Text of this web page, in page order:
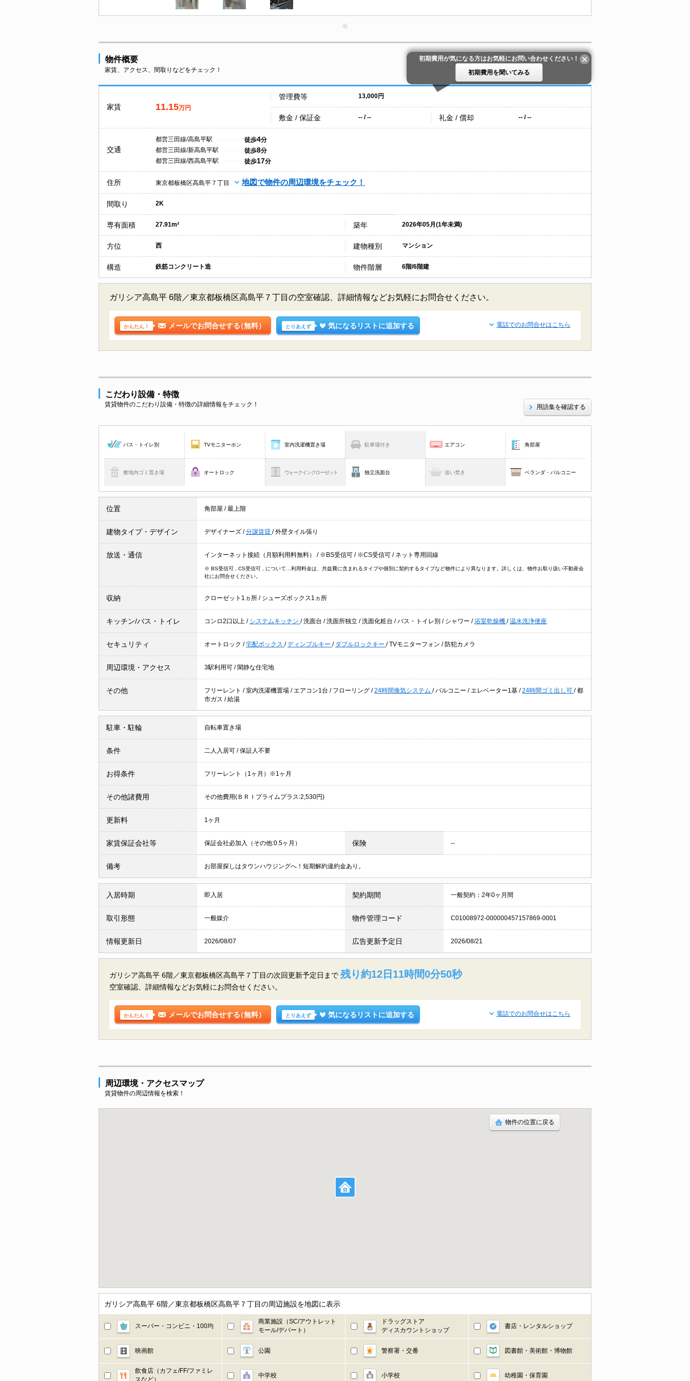
物件概要
家賃、アクセス、間取りなどをチェック！
初期費用が気になる方はお気軽にお問い合わせください！
初期費用を聞いてみる
家賃 11.15万円
管理費等 13,000円
敷金 / 保証金 -- / -- 礼金 / 償却 -- / --
交通
都営三田線/高島平駅 徒歩4分
都営三田線/新高島平駅
徒歩8分
都営三田線/西高島平駅
徒歩17分
住所 東京都板橋区高島平７丁目 地図で物件の周辺環境をチェック！
間取り 2K
専有面積 27.91m² 築年 2026年05月(1年未満)
方位 西 建物種別 マンション
構造 鉄筋コンクリート造 物件階層 6階/6階建
ガリシア高島平 6階／東京都板橋区高島平７丁目の空室確認、詳細情報などお気軽にお問合せください。
かんたん！ メールでお問合せする（無料） とりあえず 気になるリストに追加する 電話でのお問合せはこちら
こだわり設備・特徴
賃貸物件のこだわり設備・特徴の詳細情報をチェック！ 用語集を確認する
バス・トイレ別 TVモニターホン 室内洗濯機置き場 駐車場付き エアコン 角部屋
敷地内ゴミ置き場 オートロック ウォークインクローゼット 独立洗面台 追い焚き ベランダ・バルコニー
位置 角部屋 /最上階
建物タイプ・デザイン デザイナーズ /分譲賃貸 /外壁タイル張り
放送・通信 インターネット接続（月額利用料無料） / ※BS受信可 / ※CS受信可 / ネット専用回線
※ BS受信可 , CS受信可 , について…利用料金は、共益費に含まれるタイプや個別に契約するタイプなど物件により異なります。詳しくは、物件お取り扱い不動産会
社にお問合せください。
収納 クローゼット1ヵ所 / シューズボックス1ヵ所
キッチン/バス・トイレ コンロ2口以上 / システムキッチン /洗面台 /洗面所独立 /洗面化粧台 /バス・トイレ別 / シャワー /浴室乾燥機 /温水洗浄便座
セキュリティ オートロック /宅配ボックス /ディンプルキー / ダブルロックキー /TVモニターフォン / 防犯カメラ
周辺環境・アクセス 3駅利用可 / 閑静な住宅地
その他 フリーレント /室内洗濯機置場 / エアコン1台 / フローリング /24時間換気システム /バルコニー / エレベーター1基 /24時間ゴミ出し可 /都
市ガス /給湯
駐車・駐輪 自転車置き場
条件 二人入居可 /保証人不要
お得条件 フリーレント（1ヶ月）※1ヶ月
その他諸費用 その他費用(ＢＲＩプライムプラス:2,530円)
更新料 1ヶ月
家賃保証会社等 保証会社必加入（その他:0.5ヶ月） 保険 --
備考 お部屋探しはタウンハウジングへ！短期解約違約金あり。
入居時期 即入居 契約期間 一般契約：2年0ヶ月間
取引形態 一般媒介 物件管理コード C01008972-000000457157869-0001
情報更新日 2026/08/07 広告更新予定日 2026/08/21
ガリシア高島平 6階／東京都板橋区高島平７丁目の次回更新予定日まで 残り約12日11時間0分49秒
空室確認、詳細情報などお気軽にお問合せください。
かんたん！ メールでお問合せする（無料） とりあえず 気になるリストに追加する 電話でのお問合せはこちら
周辺環境・アクセスマップ
賃貸物件の周辺情報を検索！
物件の位置に戻る
ガリシア高島平 6階／東京都板橋区高島平７丁目の周辺施設を地図に表示
スーパー・コンビニ・100均
商業施設（SC/アウトレット
モール/デパート）
ドラッグストア
ディスカウントショップ
書店・レンタルショップ
映画館 公園 警察署・交番 図書館・美術館・博物館
飲食店（カフェ/FF/ファミレ
スなど）
中学校 小学校 幼稚園・保育園